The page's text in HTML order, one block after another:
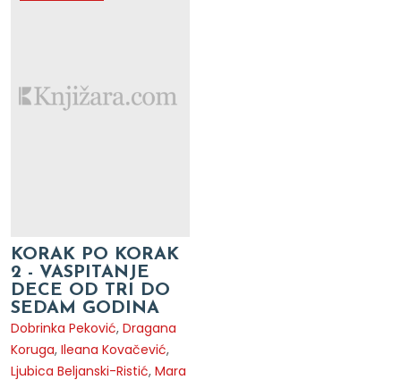
KORAK PO KORAK
2 - VASPITANJE
DECE OD TRI DO
SEDAM GODINA
Dobrinka Peković, Dragana
Koruga, Ileana Kovačević,
Ljubica Beljanski-Ristić, Mara